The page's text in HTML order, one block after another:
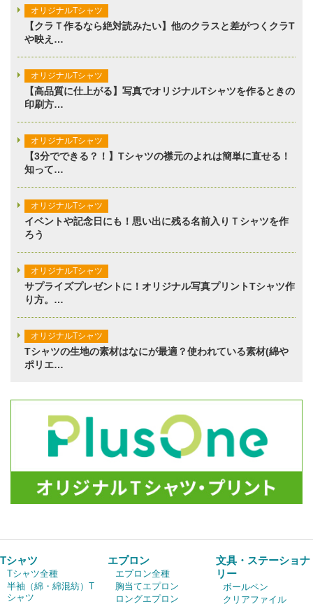
オリジナルTシャツ
【クラＴ作るなら絶対読みたい】他のクラスと差がつくクラT
や映え…
オリジナルTシャツ
【高品質に仕上がる】写真でオリジナルTシャツを作るときの
印刷方…
オリジナルTシャツ
【3分でできる？！】Tシャツの襟元のよれは簡単に直せる！
知って…
オリジナルTシャツ
イベントや記念日にも！思い出に残る名前入りＴシャツを作
ろう
オリジナルTシャツ
サプライズプレゼントに！オリジナル写真プリントTシャツ作
り方。…
オリジナルTシャツ
Tシャツの生地の素材はなにが最適？使われている素材(綿や
ポリエ…
Tシャツ
Tシャツ全種
半袖（綿・綿混紡）T
シャツ
エプロン
エプロン全種
胸当てエプロン
ロングエプロン
文具・ステーショナ
リー
ボールペン
クリアファイル